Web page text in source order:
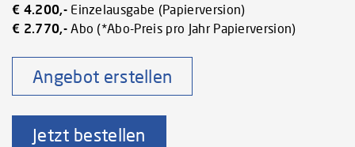
€ 4.200,-Einzelausgabe (Papierversion)
€ 2.770,-Abo (*Abo-Preis pro Jahr Papierversion)
Angebot erstellen
Jetzt bestellen